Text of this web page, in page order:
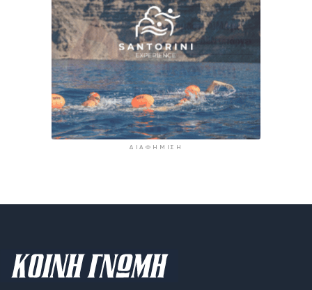
ΔΙΑΦΉΜΙΣΗ